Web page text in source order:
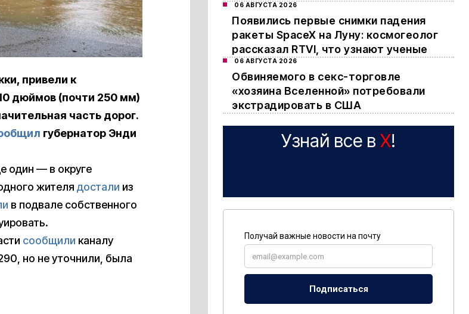
привели к
дюймов (почти 250 мм)
часть дорог.
губернатор Энди
один — в округе
жителя достали из
в подвале собственного
сообщили каналу
но не уточнили, была
06 АВГУСТА 2026
Появились первые снимки падения
ракеты SpaceX на Луну: космогеолог
рассказал RTVI, что узнают ученые
06 АВГУСТА 2026
Обвиняемого в секс-торговле
«хозяина Вселенной» потребовали
экстрадировать в США
Узнай все в X!